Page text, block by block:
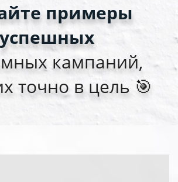
примеры
успешных
кампаний,
точно в цель 🎯